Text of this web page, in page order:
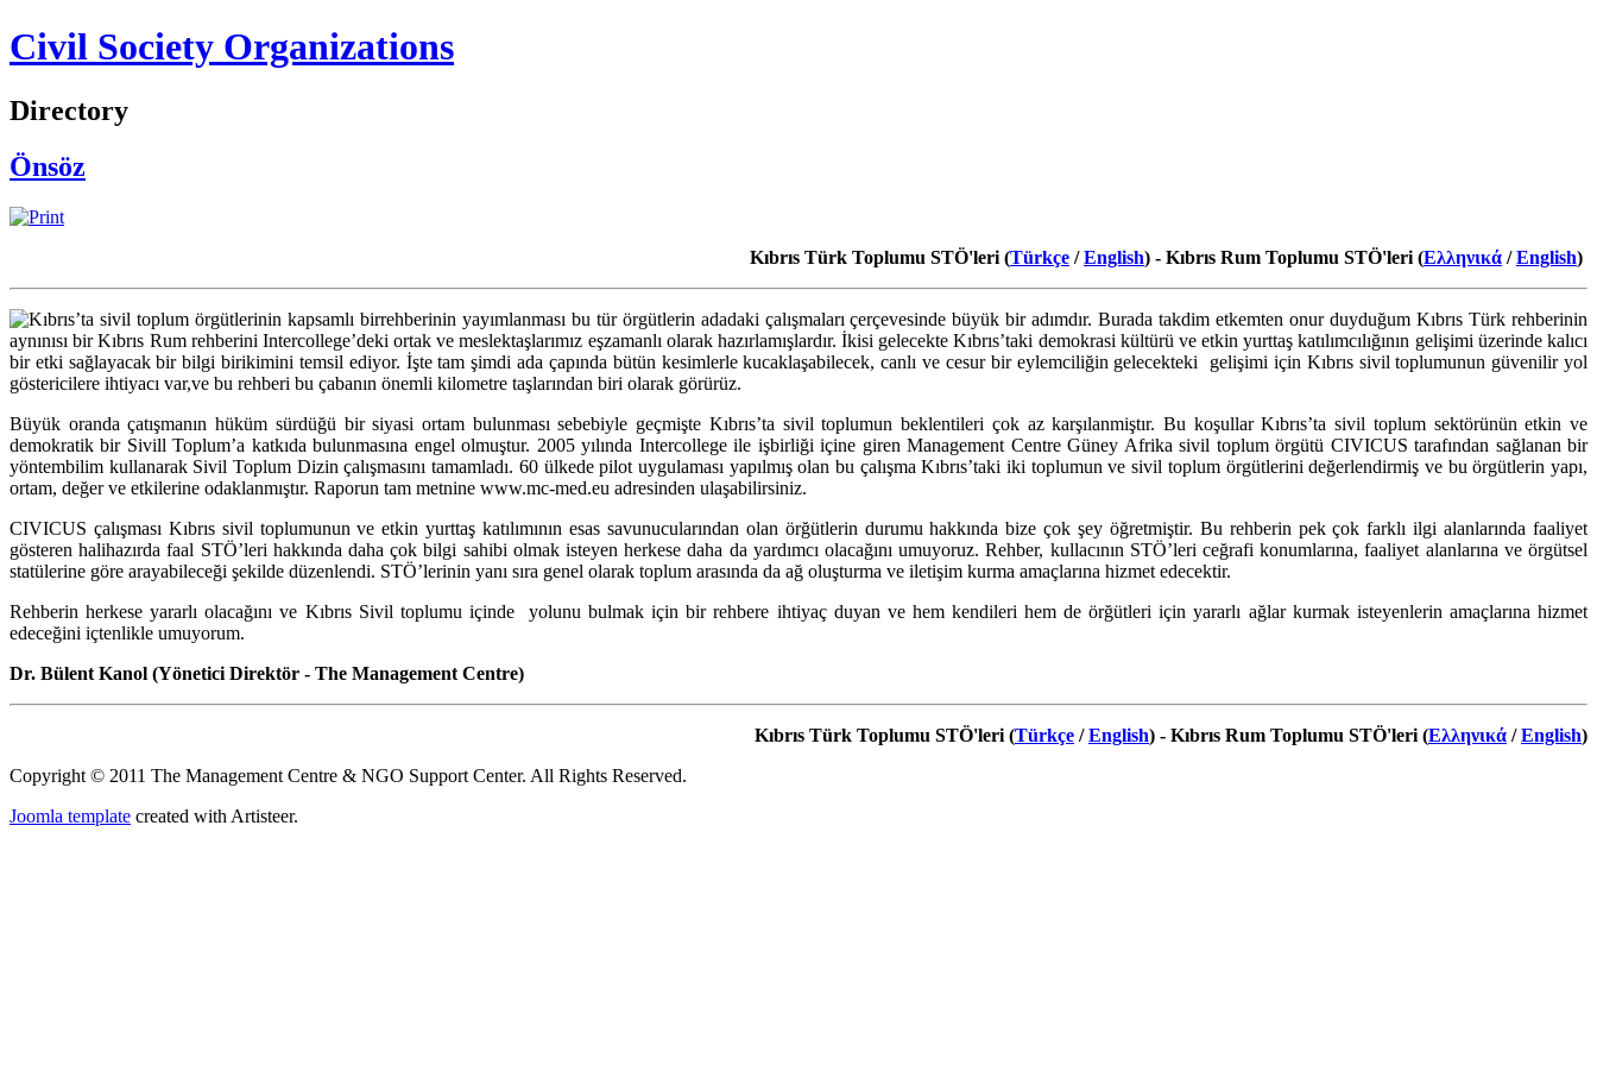
Civil Society Organizations
Directory
Önsöz
Kıbrıs Türk Toplumu STÖ'leri (Türkçe /English) - Kıbrıs Rum Toplumu STÖ'leri (Ελληνικά /English)
Kıbrıs’ta sivil toplum örgütlerinin kapsamlı birrehberinin yayımlanması bu tür örgütlerin adadaki çalışmaları çerçevesinde büyük bir adımdır. Burada takdim etkemten onur duyduğum Kıbrıs Türk rehberinin
aynınısı bir Kıbrıs Rum rehberini Intercollege’deki ortak ve meslektaşlarımız eşzamanlı olarak hazırlamışlardır. İkisi gelecekte Kıbrıs’taki demokrasi kültürü ve etkin yurttaş katılımcılığının gelişimi üzerinde kalıcı
bir etki sağlayacak bir bilgi birikimini temsil ediyor. İşte tam şimdi ada çapında bütün kesimlerle kucaklaşabilecek, canlı ve cesur bir eylemciliğin gelecekteki gelişimi için Kıbrıs sivil toplumunun güvenilir yol
göstericilere ihtiyacı var,ve bu rehberi bu çabanın önemli kilometre taşlarından biri olarak görürüz.
Büyük oranda çatışmanın hüküm sürdüğü bir siyasi ortam bulunması sebebiyle geçmişte Kıbrıs’ta sivil toplumun beklentileri çok az karşılanmiştır. Bu koşullar Kıbrıs’ta sivil toplum sektörünün etkin ve
demokratik bir Sivill Toplum’a katkıda bulunmasına engel olmuştur. 2005 yılında Intercollege ile işbirliği içine giren Management Centre Güney Afrika sivil toplum örgütü CIVICUS tarafından sağlanan bir
yöntembilim kullanarak Sivil Toplum Dizin çalışmasını tamamladı. 60 ülkede pilot uygulaması yapılmış olan bu çalışma Kıbrıs’taki iki toplumun ve sivil toplum örgütlerini değerlendirmiş ve bu örgütlerin yapı,
ortam, değer ve etkilerine odaklanmıştır. Raporun tam metnine www.mc-med.eu adresinden ulaşabilirsiniz.
CIVICUS çalışması Kıbrıs sivil toplumunun ve etkin yurttaş katılımının esas savunucularından olan örğütlerin durumu hakkında bize çok şey öğretmiştir. Bu rehberin pek çok farklı ilgi alanlarında faaliyet
gösteren halihazırda faal STÖ’leri hakkında daha çok bilgi sahibi olmak isteyen herkese daha da yardımcı olacağını umuyoruz. Rehber, kullacının STÖ’leri ceğrafi konumlarına, faaliyet alanlarına ve örgütsel
statülerine göre arayabileceği şekilde düzenlendi. STÖ’lerinin yanı sıra genel olarak toplum arasında da ağ oluşturma ve iletişim kurma amaçlarına hizmet edecektir.
Rehberin herkese yararlı olacağını ve Kıbrıs Sivil toplumu içinde yolunu bulmak için bir rehbere ihtiyaç duyan ve hem kendileri hem de örğütleri için yararlı ağlar kurmak isteyenlerin amaçlarına hizmet
edeceğini içtenlikle umuyorum.
Dr. Bülent Kanol (Yönetici Direktör - The Management Centre)
Kıbrıs Türk Toplumu STÖ'leri (Türkçe /English) - Kıbrıs Rum Toplumu STÖ'leri (Ελληνικά /English)
Copyright © 2011 The Management Centre & NGO Support Center. All Rights Reserved.
Joomla template created with Artisteer.